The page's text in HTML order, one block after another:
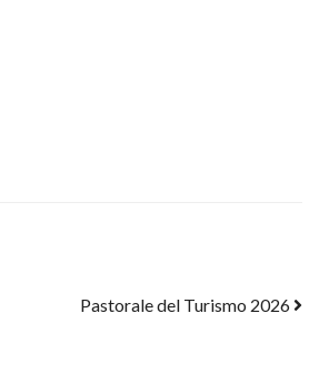
Pastorale del Turismo 2026